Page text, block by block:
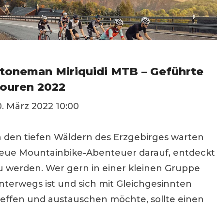
Miriquidi MTB – Geführte
2022
März 2022 10:00
den tiefen Wäldern des Erzgebirges warten
Mountainbike-Abenteuer darauf, entdeckt
werden. Wer gern in einer kleinen Gruppe
ist und sich mit Gleichgesinnten
und austauschen möchte, sollte einen